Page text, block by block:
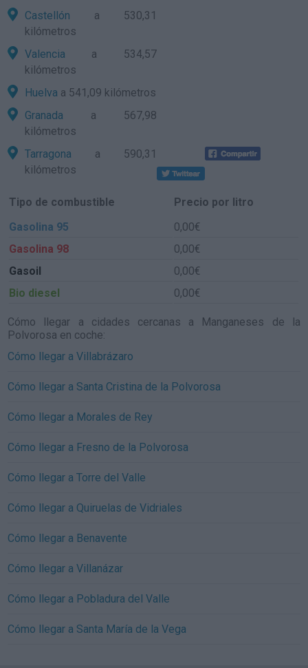
Castellón a 530,31
kilómetros
Valencia a 534,57
kilómetros
Huelva a 541,09 kilómetros
Granada a 567,98
kilómetros
Tarragona a 590,31
kilómetros
Tipo de combustible
Precio por litro
Gasolina 95
0,00€
Gasolina 98
0,00€
Gasoil
0,00€
Bio diesel
0,00€
Cómo llegar a cidades cercanas a Manganeses de la
Polvorosa en coche:
Cómo llegar a Villabrázaro
Cómo llegar a Santa Cristina de la Polvorosa
Cómo llegar a Morales de Rey
Cómo llegar a Fresno de la Polvorosa
Cómo llegar a Torre del Valle
Cómo llegar a Quiruelas de Vidriales
Cómo llegar a Benavente
Cómo llegar a Villanázar
Cómo llegar a Pobladura del Valle
Cómo llegar a Santa María de la Vega